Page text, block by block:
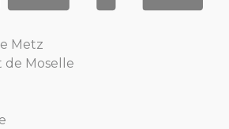
Metz
Moselle